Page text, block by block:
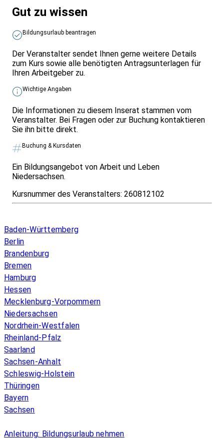
Gut zu wissen
Bildungsurlaub beantragen
Der Veranstalter sendet Ihnen gerne weitere Details
zum Kurs sowie alle benötigten Antragsunterlagen für
Ihren Arbeitgeber zu.
Wichtige Angaben
Die Informationen zu diesem Inserat stammen vom
Veranstalter. Bei Fragen oder zur Buchung kontaktieren
Sie ihn bitte direkt.
Buchung & Kursdaten
Ein Bildungsangebot von Arbeit und Leben
Niedersachsen.
Kursnummer des Veranstalters: 260812102
Baden-Württemberg
Berlin
Brandenburg
Bremen
Hamburg
Hessen
Mecklenburg-Vorpommern
Niedersachsen
Nordrhein-Westfalen
Rheinland-Pfalz
Saarland
Sachsen-Anhalt
Schleswig-Holstein
Thüringen
Bayern
Sachsen
Anleitung: Bildungsurlaub nehmen